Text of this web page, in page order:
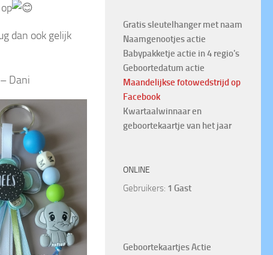
dan ook gelijk
Dani
Gratis sleutelhanger met naam
Naamgenootjes actie
Babypakketje actie in 4 regio's
Geboortedatum actie
Maandelijkse fotowedstrijd op
Facebook
Kwartaalwinnaar en
geboortekaartje van het jaar
ONLINE
Gebruikers: 1 Gast
Geboortekaartjes Actie